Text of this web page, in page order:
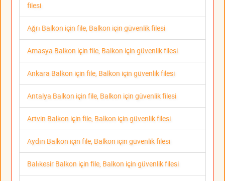
filesi
Ağrı Balkon için file, Balkon için güvenlik filesi
Amasya Balkon için file, Balkon için güvenlik filesi
Ankara Balkon için file, Balkon için güvenlik filesi
Antalya Balkon için file, Balkon için güvenlik filesi
Artvin Balkon için file, Balkon için güvenlik filesi
Aydın Balkon için file, Balkon için güvenlik filesi
Balıkesir Balkon için file, Balkon için güvenlik filesi